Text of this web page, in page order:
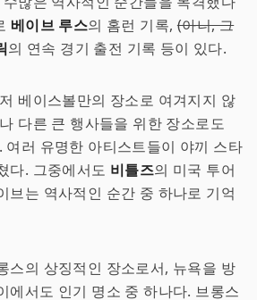
베이브 루스의 홈런 기록,(아니, 그
의 연속 경기 출전 기록 등이 있다.
베이스볼만의 장소로 여겨지지 않
나 다른 큰 행사들을 위한 장소로도
러 유명한 아티스트들이 야끼 스타
다. 그중에서도 비틀즈의 미국 투어
브는 역사적인 순간 중 하나로 기억
스의 상징적인 장소로서, 뉴욕을 방
에서도 인기 명소 중 하나다. 브롱스